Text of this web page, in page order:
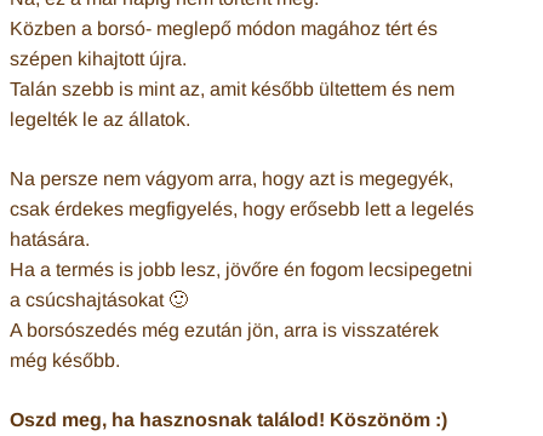
Közben a borsó- meglepő módon magához tért és
szépen kihajtott újra.
Talán szebb is mint az, amit később ültettem és nem
legelték le az állatok.
Na persze nem vágyom arra, hogy azt is megegyék,
csak érdekes megfigyelés, hogy erősebb lett a legelés
hatására.
Ha a termés is jobb lesz, jövőre én fogom lecsipegetni
a csúcshajtásokat 🙂
A borsószedés még ezután jön, arra is visszatérek
még később.
Oszd meg, ha hasznosnak találod! Köszönöm :)